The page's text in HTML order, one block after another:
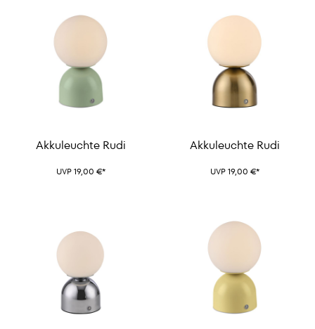
Akkuleuchte Rudi
UVP 19,00 €*
Akkuleuchte Rudi
UVP 19,00 €*